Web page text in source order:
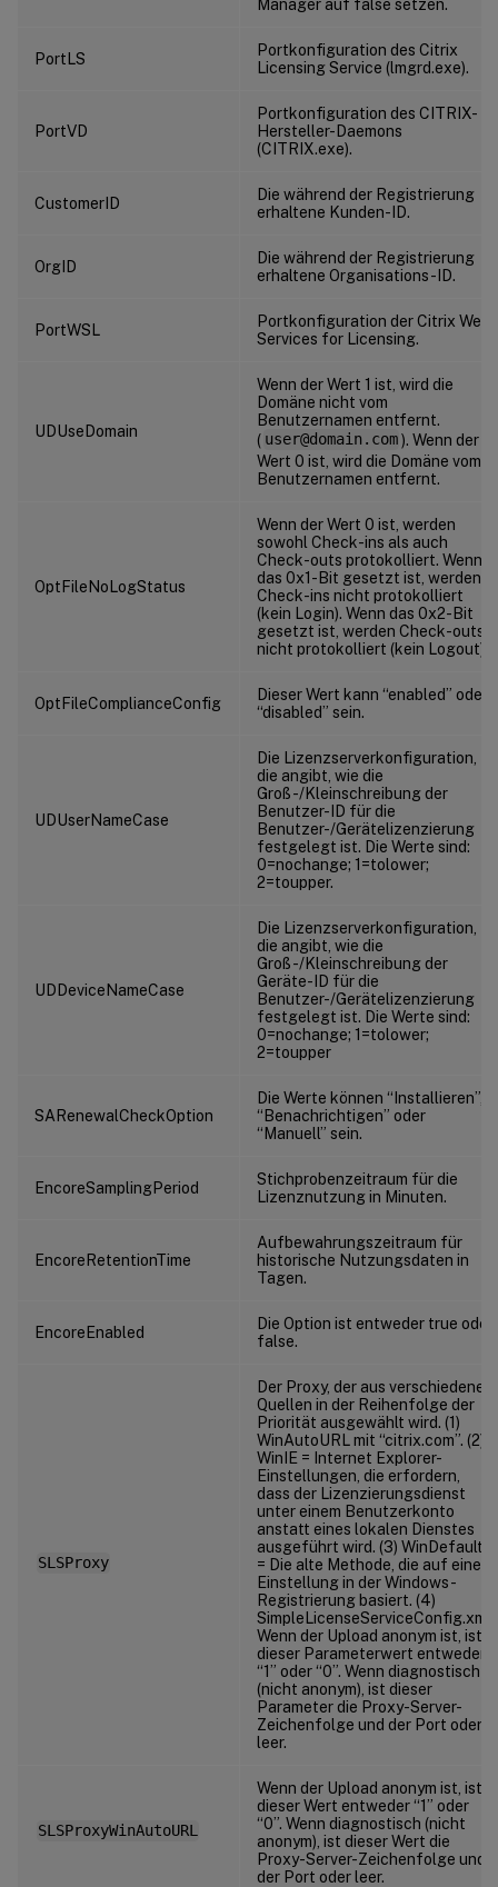
Manager auf false setzen.
PortLS
Portkonfiguration des Citrix
Licensing Service (lmgrd.exe).
PortVD
Portkonfiguration des CITRIX-
Hersteller-Daemons
(CITRIX.exe).
CustomerID
Die während der Registrierung
erhaltene Kunden-ID.
OrgID
Die während der Registrierung
erhaltene Organisations-ID.
PortWSL
Portkonfiguration der Citrix Web
Services for Licensing.
UDUseDomain
Wenn der Wert 1 ist, wird die
Domäne nicht vom
Benutzernamen entfernt.
( user@domain.com). Wenn der
Wert 0 ist, wird die Domäne vom
Benutzernamen entfernt.
OptFileNoLogStatus
Wenn der Wert 0 ist, werden
sowohl Check-ins als auch
Check-outs protokolliert. Wenn
das 0x1-Bit gesetzt ist, werden
Check-ins nicht protokolliert
(kein Login). Wenn das 0x2-Bit
gesetzt ist, werden Check-outs
nicht protokolliert (kein Logout).
OptFileComplianceConfig
Dieser Wert kann “enabled” oder
“disabled” sein.
UDUserNameCase
Die Lizenzserverkonfiguration,
die angibt, wie die
Groß-/Kleinschreibung der
Benutzer-ID für die
Benutzer-/Gerätelizenzierung
festgelegt ist. Die Werte sind:
0=nochange; 1=tolower;
2=toupper.
UDDeviceNameCase
Die Lizenzserverkonfiguration,
die angibt, wie die
Groß-/Kleinschreibung der
Geräte-ID für die
Benutzer-/Gerätelizenzierung
festgelegt ist. Die Werte sind:
0=nochange; 1=tolower;
2=toupper
SARenewalCheckOption
Die Werte können “Installieren”,
“Benachrichtigen” oder
“Manuell” sein.
EncoreSamplingPeriod
Stichprobenzeitraum für die
Lizenznutzung in Minuten.
EncoreRetentionTime
Aufbewahrungszeitraum für
historische Nutzungsdaten in
Tagen.
EncoreEnabled
Die Option ist entweder true oder
false.
SLSProxy
Der Proxy, der aus verschiedenen
Quellen in der Reihenfolge der
Priorität ausgewählt wird. (1)
WinAutoURL mit “citrix.com”. (2)
WinIE = Internet Explorer-
Einstellungen, die erfordern,
dass der Lizenzierungsdienst
unter einem Benutzerkonto
anstatt eines lokalen Dienstes
ausgeführt wird. (3) WinDefault
= Die alte Methode, die auf einer
Einstellung in der Windows-
Registrierung basiert. (4)
SimpleLicenseServiceConfig.xml.
Wenn der Upload anonym ist, ist
dieser Parameterwert entweder
“1” oder “0”. Wenn diagnostisch
(nicht anonym), ist dieser
Parameter die Proxy-Server-
Zeichenfolge und der Port oder
leer.
SLSProxyWinAutoURL
Wenn der Upload anonym ist, ist
dieser Wert entweder “1” oder
“0”. Wenn diagnostisch (nicht
anonym), ist dieser Wert die
Proxy-Server-Zeichenfolge und
der Port oder leer.